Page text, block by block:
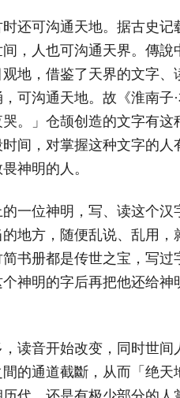
还可沟通天地。据古史记
，人也可沟通天界。傳說
地，借鉴了天界的文字、
可沟通天地。故《淮南子
。」仓颉创造的文字有这
间，对掌握这种文字的人
神明的人。
一位神明，写、读这个汉
地方，随便乱说、乱用，
书册都是传世之宝，写过
神明的字后再把他还给神
读音开始改变，同时世间
的通道截斷，从而「绝天